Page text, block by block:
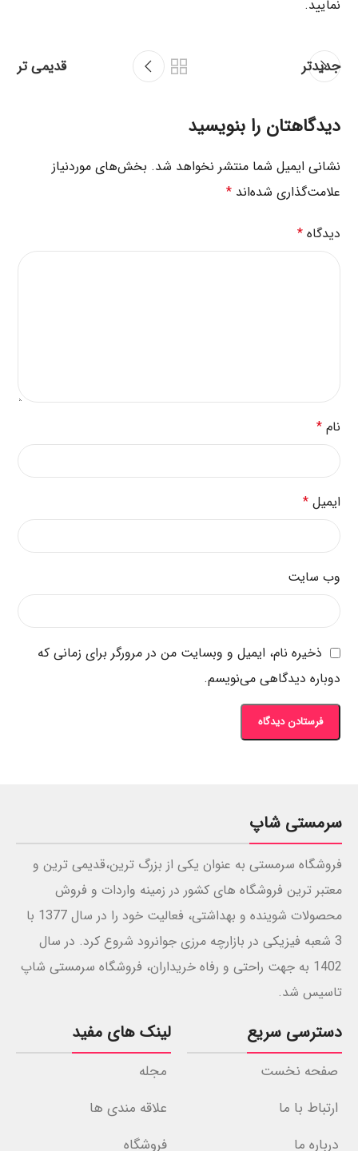
نمایید.
جدیدتر قدیمی تر
دیدگاهتان را بنویسید
نشانی ایمیل شما منتشر نخواهد شد. بخش‌های موردنیاز
علامت‌گذاری شده‌اند*
دیدگاه*
نام*
ایمیل*
وب‌ سایت
ذخیره نام، ایمیل و وبسایت من در مرورگر برای زمانی که
دوباره دیدگاهی می‌نویسم.
سرمستی شاپ
فروشگاه سرمستی به عنوان یکی از بزرگ ترین،قدیمی ترین و
معتبر ترین فروشگاه های کشور در زمینه واردات و فروش
محصولات شوینده و بهداشتی، فعالیت خود را در سال 1377 با
3 شعبه فیزیکی در بازارچه مرزی جوانرود شروع کرد. در سال
1402 به جهت راحتی و رفاه خریداران، فروشگاه سرمستی شاپ
تاسیس شد.
دسترسی سریع
صفحه نخست
ارتباط با ما
درباره ما
لینک های مفید
مجله
علاقه مندی ها
فروشگاه